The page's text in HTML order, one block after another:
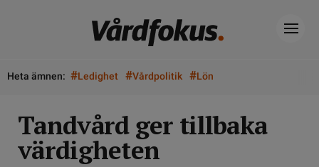
Heta ämnen: #Ledighet #Vårdpolitik #Lön
Tandvård ger tillbaka
värdigheten